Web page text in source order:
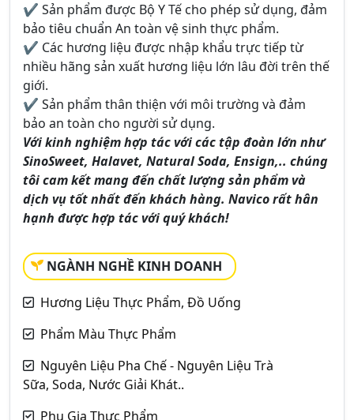
✔ Sản phẩm được Bộ Y Tế cho phép sử dụng, đảm
bảo tiêu chuẩn An toàn vệ sinh thực phẩm.
✔ Các hương liệu được nhập khẩu trực tiếp từ
nhiều hãng sản xuất hương liệu lớn lâu đời trên thế
giới.
✔ Sản phẩm thân thiện với môi trường và đảm
bảo an toàn cho người sử dụng.
Với kinh nghiệm hợp tác với các tập đoàn lớn như
SinoSweet, Halavet, Natural Soda, Ensign,.. chúng
tôi cam kết mang đến chất lượng sản phẩm và
dịch vụ tốt nhất đến khách hàng. Navico rất hân
hạnh được hợp tác với quý khách!
NGÀNH NGHỀ KINH DOANH
Hương Liệu Thực Phẩm, Đồ Uống
Phẩm Màu Thực Phẩm
Nguyên Liệu Pha Chế - Nguyên Liệu Trà
Sữa, Soda, Nước Giải Khát..
Phụ Gia Thực Phẩm